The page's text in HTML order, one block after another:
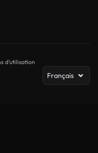
d’utilisation
Français